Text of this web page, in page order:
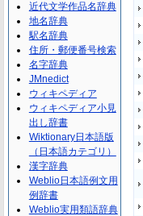
近代文学作品名辞典
地名辞典
駅名辞典
住所・郵便番号検索
名字辞典
JMnedict
ウィキペディア
ウィキペディア小見
出し辞書
Wiktionary日本語版
（日本語カテゴリ）
漢字辞典
Weblio日本語例文用
例辞書
Weblio実用類語辞典